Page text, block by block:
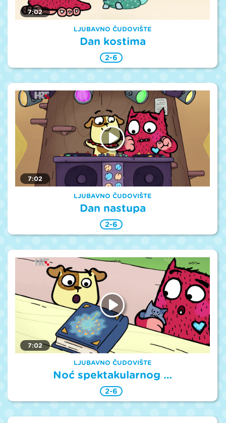
7:02
LJUBAVNO ČUDOVIŠTE
Dan kostima
2-6
7:02
LJUBAVNO ČUDOVIŠTE
Dan nastupa
2-6
7:02
LJUBAVNO ČUDOVIŠTE
Noć spektakularnog …
2-6